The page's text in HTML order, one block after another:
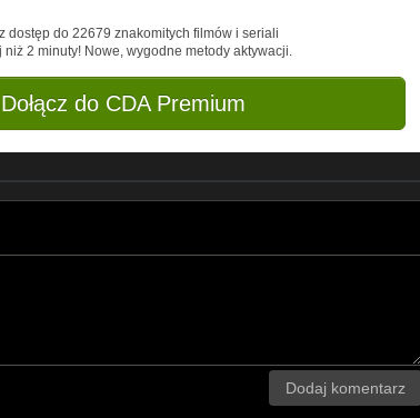
dostęp do 22679 znakomitych filmów i seriali
niż 2 minuty! Nowe, wygodne metody aktywacji.
Dołącz do CDA Premium
Dodaj komentarz